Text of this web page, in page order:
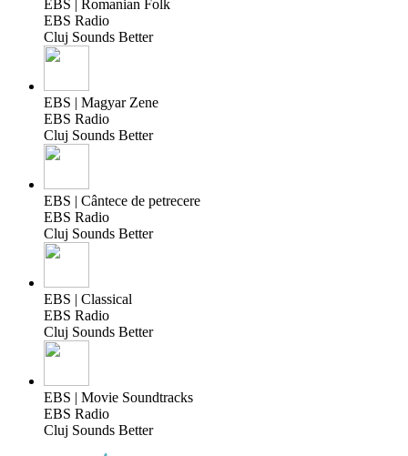
EBS | Romanian Folk
EBS Radio
Cluj Sounds Better
EBS | Magyar Zene
EBS Radio
Cluj Sounds Better
EBS | Cântece de petrecere
EBS Radio
Cluj Sounds Better
EBS | Classical
EBS Radio
Cluj Sounds Better
EBS | Movie Soundtracks
EBS Radio
Cluj Sounds Better